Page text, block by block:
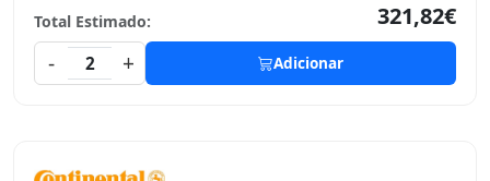
Total Estimado:
321,82€
-
2 + Adicionar